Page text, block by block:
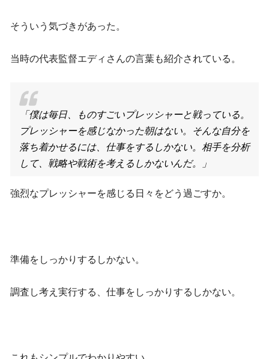
そういう気づきがあった。
当時の代表監督エディさんの言葉も紹介されている。
「僕は毎日、ものすごいプレッシャーと戦っている。
プレッシャーを感じなかった朝はない。そんな自分を
落ち着かせるには、仕事をするしかない。相手を分析
して、戦略や戦術を考えるしかないんだ。」
強烈なプレッシャーを感じる日々をどう過ごすか。
準備をしっかりするしかない。
調査し考え実行する、仕事をしっかりするしかない。